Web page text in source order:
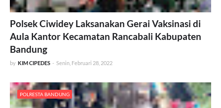
Polsek Ciwidey Laksanakan Gerai Vaksinasi di
Aula Kantor Kecamatan Rancabali Kabupaten
Bandung
by KIM CIPEDES - Senin, Februari 28, 2022
POLRESTA BANDUNG